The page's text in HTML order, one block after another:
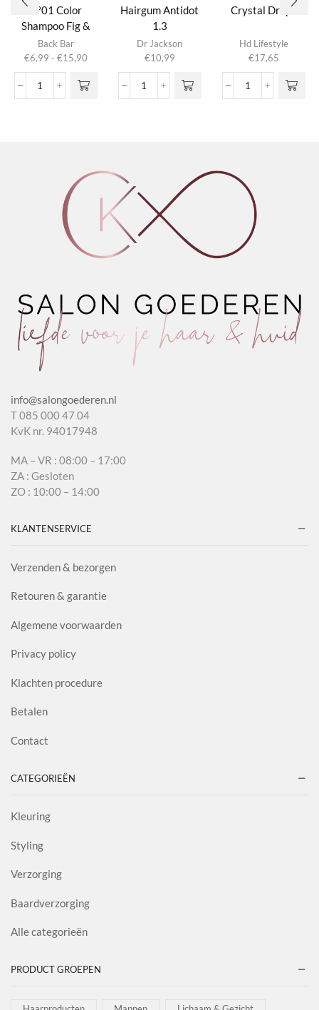
Nº01 Color
Shampoo Fig &
Almond
Back Bar
€6,99 - €15,90Prijsklasse:
tot
Nº01
heeft
meerdere
Deze optie
Hairgum Antidot
1.3
Dr Jackson
€10,99
Hairgum
Crystal Drops
Hd Lifestyle
€17,65
Crystal
info@salongoederen.nl
T 085 000 47 04
KvK nr. 94017948
MA – VR : 08:00 – 17:00
ZA : Gesloten
ZO : 10:00 – 14:00
KLANTENSERVICE
Verzenden & bezorgen
Retouren & garantie
Algemene voorwaarden
Privacy policy
Klachten procedure
Betalen
Contact
CATEGORIEËN
Kleuring
Styling
Verzorging
Baardverzorging
Alle categorieën
PRODUCT GROEPEN